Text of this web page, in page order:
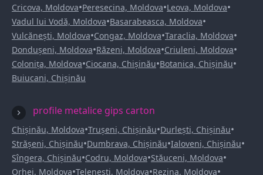
Cricova, Moldova•Peresecina, Moldova•Leova, Moldova•
Vadul lui Vodă, Moldova•Basarabeasca, Moldova•
Vulcănești, Moldova•Congaz, Moldova•Taraclia, Moldova•
Dondușeni, Moldova•Răzeni, Moldova•Criuleni, Moldova•
Colonița, Moldova•Ciocana, Chișinău•Botanica, Chișinău•
Buiucani, Chișinău
profile metalice gips carton
Chișinău, Moldova•Trușeni, Chișinău•Durlești, Chișinău•
Strășeni, Chișinău•Dumbrava, Chișinău•Ialoveni, Chișinău•
Sîngera, Chișinău•Codru, Moldova•Stăuceni, Moldova•
Orhei, Moldova•Telenești, Moldova•Rezina, Moldova•